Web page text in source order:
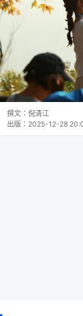
撰文： 倪清江
出版： 2025-12-28